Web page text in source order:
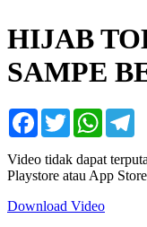
HIJAB
SAMPE
Facebook
Twitter
Video tidak dapat
Playstore atau App
Download Video